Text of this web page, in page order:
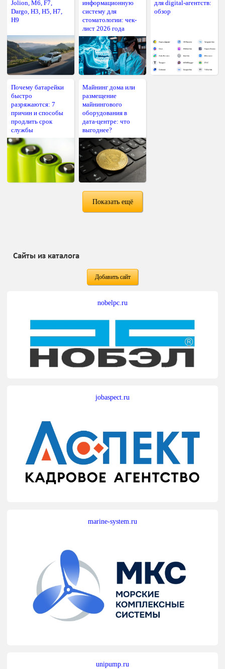
Jolion, M6, F7,
Dargo, H3, H5, H7,
H9
информационную
систему для
стоматологии: чек-
лист 2026 года
для digital-агентств:
обзор
Почему батарейки
быстро
разряжаются: 7
причин и способы
продлить срок
службы
Майнинг дома или
размещение
майнингового
оборудования в
дата-центре: что
выгоднее?
Показать ещё
Сайты из каталога
Добавить сайт
nobelpc.ru
jobaspect.ru
marine-system.ru
unipump.ru